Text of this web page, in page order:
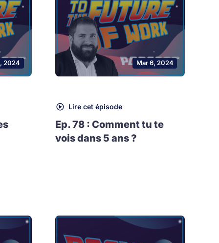
2024 Mar 6, 2024
Lire cet épisode
Ep. 78 : Comment tu te
vois dans 5 ans ?